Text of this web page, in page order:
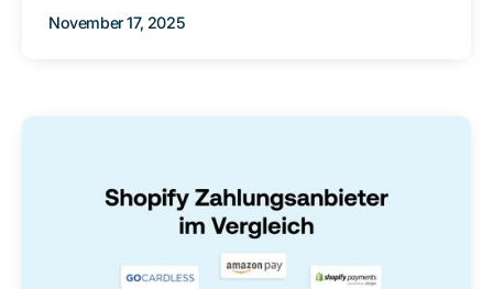
November 17, 2025